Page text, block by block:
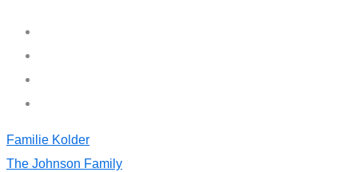
Familie Kolder
The Johnson Family